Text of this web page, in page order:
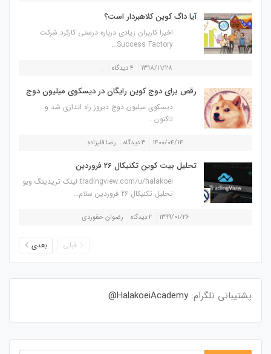
آیا داگ کوین کلاهبردار است؟
اخیرا کاربران زیادی درباره درستی کارکرد شرکت
Success Factory...
۱۳۹۸/۱۱/۲۸ ۴ دیدگاه ...
رقص برای دوج کوین رایگان در دیسکوی میلیون دوج
دیسکوی میلیون دوج دیروز راه اندازی شد و
تاکنون...
۱۴۰۰/۰۴/۱۴ ۳ دیدگاه رضا قلیزاده
تحلیل بیت کوین تکنیکال 26 فروردین
tradingview.com/u/halakoei لینک تریدینگ ویو
تحلیل تکنیکال 26 فروردین سلام...
۱۳۹۹/۰۱/۲۶ ۲ دیدگاه رضوان حقوردی
قبلی بعدی
پشتیبانی تلگرام: HalakoeiAcademy@